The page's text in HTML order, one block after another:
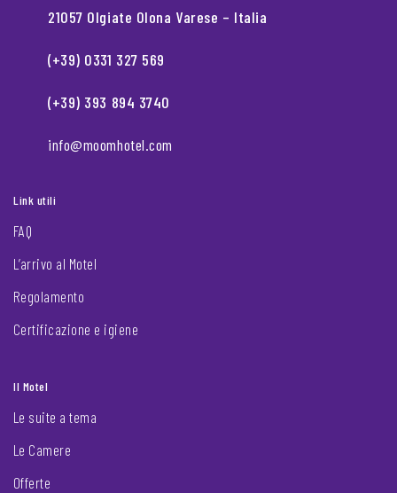
21057 Olgiate Olona Varese – Italia
(+39) 0331 327 569
(+39) 393 894 3740
info@moomhotel.com
Link utili
FAQ
L’arrivo al Motel
Regolamento
Certificazione e igiene
Il Motel
Le suite a tema
Le Camere
Offerte